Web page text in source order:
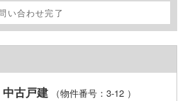
い合わせ完了
古戸建 （物件番号：3-12 ）